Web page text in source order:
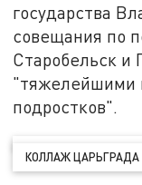
государства
совещания по
Старобельск и
"тяжелейшими
подростков".
КОЛЛАЖ ЦАРЬГРАДА